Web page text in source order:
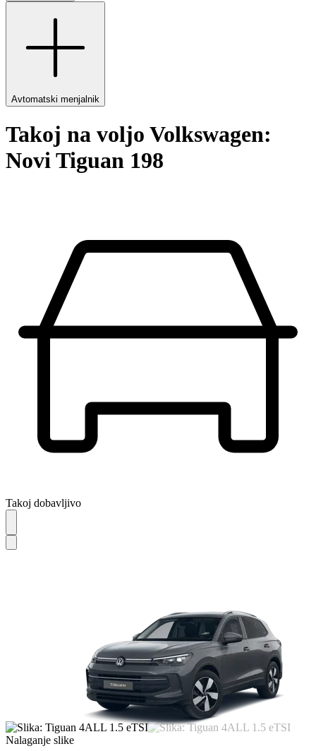
Avtomatski menjalnik
Takoj na voljo Volkswagen:
Novi Tiguan 198
Takoj dobavljivo
Nalaganje slike